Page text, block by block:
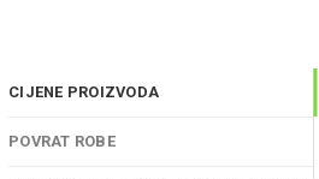
CIJENE PROIZVODA
POVRAT ROBE